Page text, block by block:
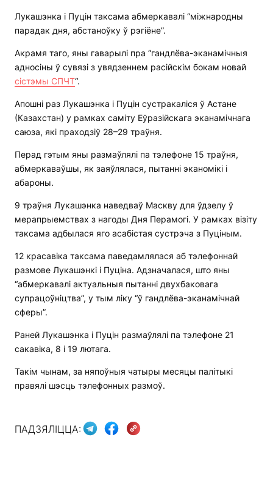
Лукашэнка і Пуцін таксама абмеркавалі “міжнародны
парадак дня, абстаноўку ў рэгіёне”.
Акрамя таго, яны гаварылі пра “гандлёва-эканамічныя
адносіны ў сувязі з увядзеннем расійскім бокам новай
сістэмы СПЧТ“.
Апошні раз Лукашэнка і Пуцін сустракаліся ў Астане
(Казахстан) у рамках саміту Еўразійскага эканамічнага
саюза, які праходзіў 28–29 траўня.
Перад гэтым яны размаўлялі па тэлефоне 15 траўня,
абмеркаваўшы, як заяўлялася, пытанні эканомікі і
абароны.
9 траўня Лукашэнка наведваў Маскву для ўдзелу ў
мерапрыемствах з нагоды Дня Перамогі. У рамках візіту
таксама адбылася яго асабістая сустрэча з Пуціным.
12 красавіка таксама паведамлялася аб тэлефоннай
размове Лукашэнкі і Пуціна. Адзначалася, што яны
“абмеркавалі актуальныя пытанні двухбаковага
супрацоўніцтва”, у тым ліку “ў гандлёва-эканамічнай
сферы”.
Раней Лукашэнка і Пуцін размаўлялі па тэлефоне 21
сакавіка, 8 і 19 лютага.
Такім чынам, за няпоўныя чатыры месяцы палітыкі
правялі шэсць тэлефонных размоў.
ПАДЗЯЛІЦЦА: